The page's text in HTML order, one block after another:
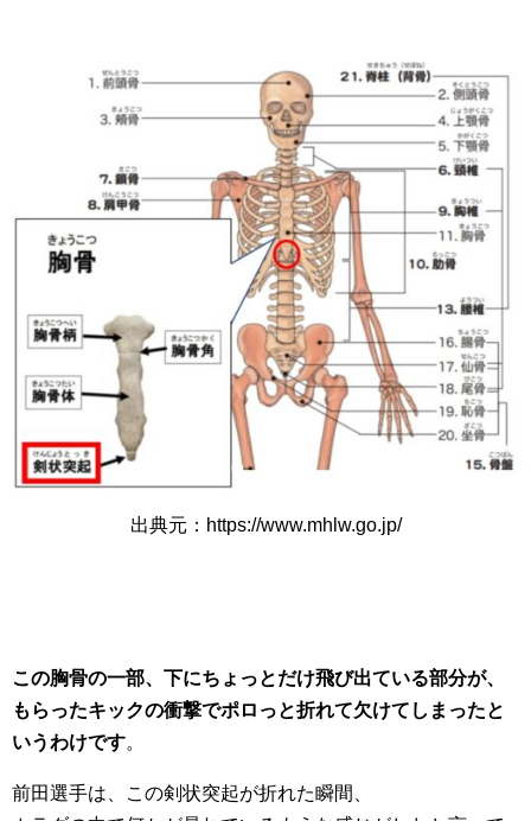
出典元：https://www.mhlw.go.jp/
この胸骨の一部、下にちょっとだけ飛び出ている部分が、
もらったキックの衝撃でポロっと折れて欠けてしまったと
いうわけです。
前田選手は、この剣状突起が折れた瞬間、